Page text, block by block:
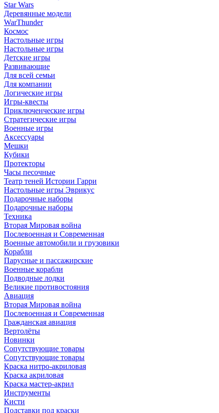
Star Wars
Деревянные модели
WarThunder
Космос
Настольные игры
Настольные игры
Детские игры
Развивающие
Для всей семьи
Для компании
Логические игры
Игры-квесты
Приключенческие игры
Стратегические игры
Военные игры
Аксессуары
Мешки
Кубики
Протекторы
Часы песочные
Театр теней Истории Гарри
Настольные игры Эврикус
Подарочные наборы
Подарочные наборы
Техника
Вторая Мировая война
Послевоенная и Современная
Военные автомобили и грузовики
Корабли
Парусные и пассажирские
Военные корабли
Подводные лодки
Великие противостояния
Авиация
Вторая Мировая война
Послевоенная и Современная
Гражданская авиация
Вертолёты
Новинки
Сопутствующие товары
Сопутствующие товары
Краска нитро-акриловая
Краска акриловая
Краска мастер-акрил
Инструменты
Кисти
Подставки под краски